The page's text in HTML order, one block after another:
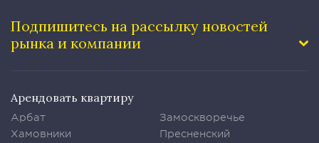
Подпишитесь на рассылку новостей
рынка и компании
Арендовать квартиру
Арбат
Хамовники
Замоскворечье
Пресненский